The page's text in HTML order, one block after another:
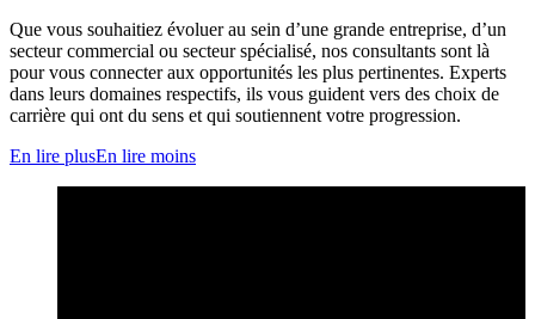
Que vous souhaitiez évoluer au sein d’une grande entreprise, d’un
secteur commercial ou secteur spécialisé, nos consultants sont là
pour vous connecter aux opportunités les plus pertinentes. Experts
dans leurs domaines respectifs, ils vous guident vers des choix de
carrière qui ont du sens et qui soutiennent votre progression.
En lire plusEn lire moins